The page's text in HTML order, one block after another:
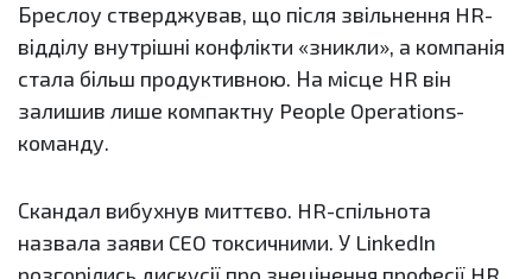
Бреслоу стверджував, що після звільнення HR-
відділу внутрішні конфлікти «зникли», а компанія
стала більш продуктивною. На місце HR він
залишив лише компактну People Operations-
команду.
Скандал вибухнув миттєво. HR-спільнота
назвала заяви CEO токсичними. У LinkedIn